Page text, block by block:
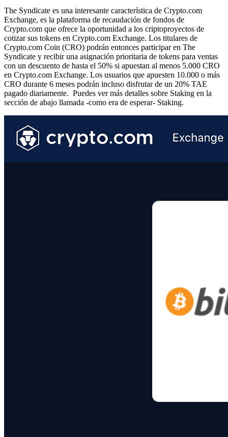
The Syndicate es una interesante característica de Crypto.com
Exchange, es la plataforma de recaudación de fondos de
Crypto.com que ofrece la oportunidad a los criptoproyectos de
cotizar sus tokens en Crypto.com Exchange. Los titulares de
Crypto.com Coin (CRO) podrán entonces participar en The
Syndicate y recibir una asignación prioritaria de tokens para ventas
con un descuento de hasta el 50% si apuestan al menos 5.000 CRO
en Crypto.com Exchange. Los usuarios que apuesten 10.000 o más
CRO durante 6 meses podrán incluso disfrutar de un 20% TAE
pagado diariamente. Puedes ver más detalles sobre Staking en la
sección de abajo llamada -como era de esperar- Staking.